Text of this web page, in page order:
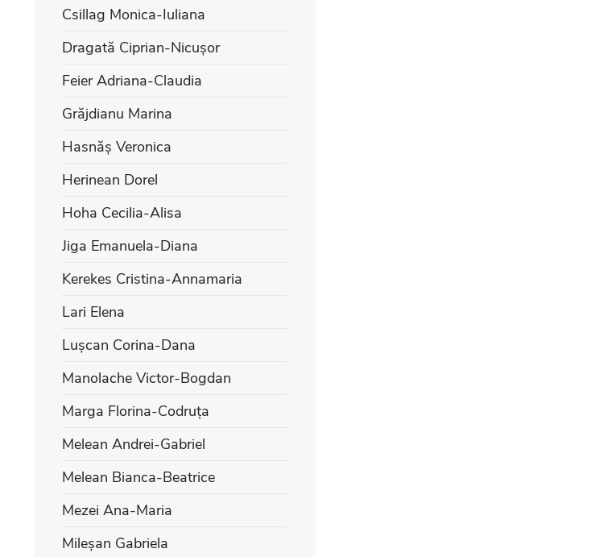
Csillag Monica-Iuliana
Dragată Ciprian-Nicușor
Feier Adriana-Claudia
Grăjdianu Marina
Hasnăș Veronica
Herinean Dorel
Hoha Cecilia-Alisa
Jiga Emanuela-Diana
Kerekes Cristina-Annamaria
Lari Elena
Lușcan Corina-Dana
Manolache Victor-Bogdan
Marga Florina-Codruța
Melean Andrei-Gabriel
Melean Bianca-Beatrice
Mezei Ana-Maria
Mileșan Gabriela